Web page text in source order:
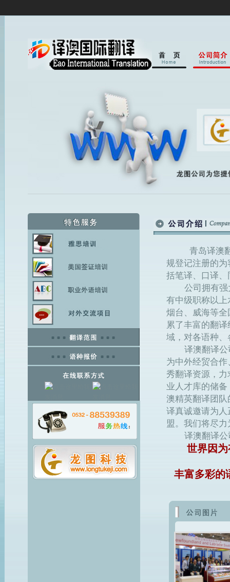
青岛译澳翻译
规登记注册的
括笔译、口译
公司拥有强大
有中级职称以
烟台、威海等
累了丰富的翻
域，对各语种
译澳翻译公司
为中外经贸合
秀翻译资源，
业人才库的储
澳精英翻译团
译真诚邀请为
盟。我们将尽
译澳翻译公
世界因
丰富多彩的